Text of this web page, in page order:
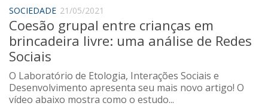
Mural do IP
Perfil
Commentor
Lançamento
Psico-HQ
Dossiês
SOCIEDADE 21/05/2021
Coesão grupal entre crianças em
brincadeira livre: uma análise de Redes
Sociais
O Laboratório de Etologia, Interações Sociais e
Desenvolvimento apresenta seu mais novo artigo! O
vídeo abaixo mostra como o estudo...